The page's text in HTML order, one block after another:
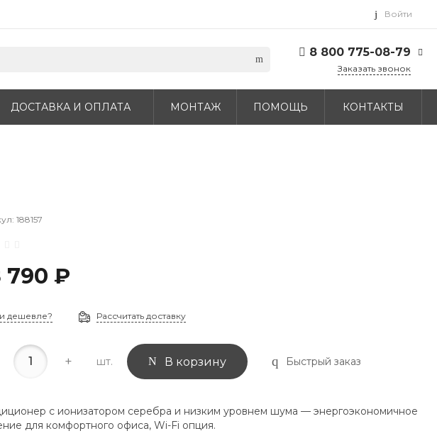
Войти
8 800 775-08-79
г. Москва, БЦ Вятский,
Заказать звонок
ДОСТАВКА И ОПЛАТА МОНТАЖ ПОМОЩЬ КОНТАКТЫ
188157
790 ₽
дешевле? Рассчитать доставку
+ шт. В корзину Быстрый заказ
с ионизатором серебра и низким уровнем шума — энергоэкономичное
для комфортного офиса, Wi-Fi опция.